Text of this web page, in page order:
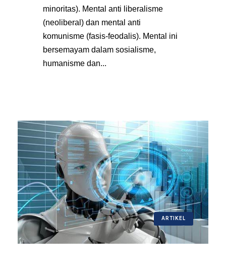
minoritas). Mental anti liberalisme
(neoliberal) dan mental anti
komunisme (fasis-feodalis). Mental ini
bersemayam dalam sosialisme,
humanisme dan...
ARTIKEL